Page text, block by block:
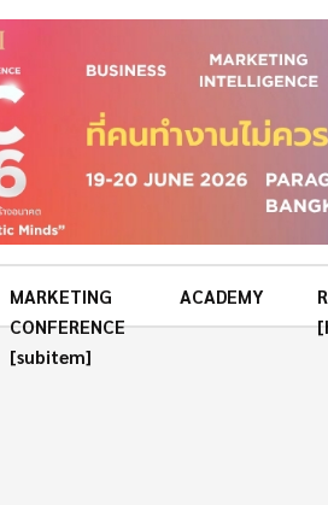
MARKETING
CONFERENCE
[subitem]
ACADEMY